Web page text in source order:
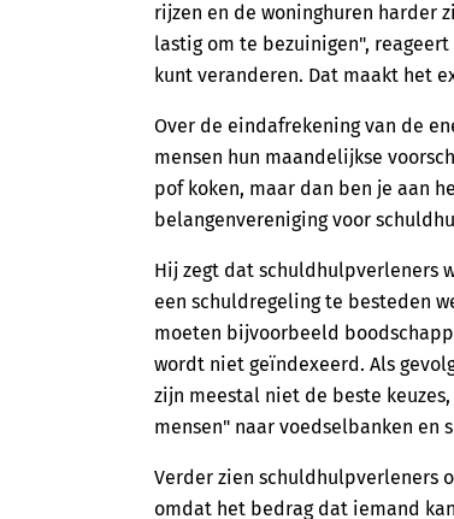
rijzen en de woninghuren harder
lastig om te bezuinigen",
kunt veranderen. Dat maakt het
Over de eindafrekening van de
mensen hun maandelijkse
pof koken, maar dan ben je aan
belangenvereniging voor
Hij zegt dat schuldhulpverleners
een schuldregeling te besteden
moeten bijvoorbeeld
wordt niet geïndexeerd. Als
zijn meestal niet de beste
mensen" naar voedselbanken en
Verder zien schuldhulpverleners
omdat het bedrag dat iemand